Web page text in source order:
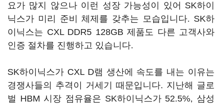
요가 많지 않으나 이런 성장 가능성이 있어 SK하이
닉스가 미리 준비 체제를 갖추는 모습입니다. SK하
이닉스는 CXL DDR5 128GB 제품도 다른 고객사와
인증 절차를 진행하고 있습니다.
SK하이닉스가 CXL D램 생산에 속도를 내는 이유는
경쟁사들의 추격이 거세기 때문입니다. 지난해 글로
벌 HBM 시장 점유율은 SK하이닉스가 52.5%, 삼성